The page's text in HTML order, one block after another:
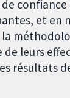
confiance
et en
leurs
résultats